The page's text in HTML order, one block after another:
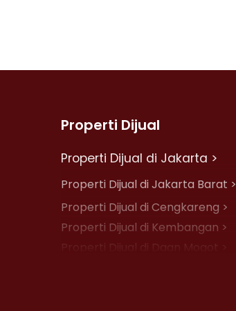
Properti Dijual
Properti Dijual di Jakarta >
Properti Dijual di Jakarta Barat >
Properti Dijual di Cengkareng >
Properti Dijual di Kembangan >
Properti Dijual di Daan Mogot >